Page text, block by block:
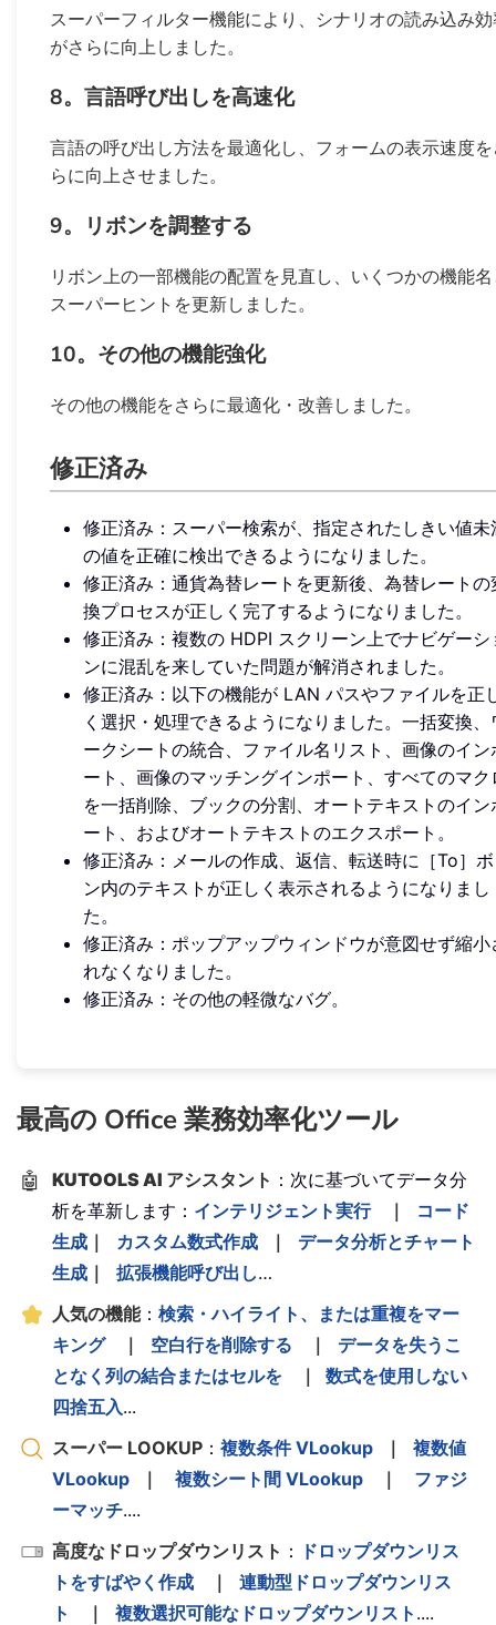
スーパーフィルター機能により、シナリオの読み込み
がさらに向上しました。
8。言語呼び出しを高速化
言語の呼び出し方法を最適化し、フォームの表示速度
らに向上させました。
9。リボンを調整する
リボン上の一部機能の配置を見直し、いくつかの機能
スーパーヒントを更新しました。
10。その他の機能強化
その他の機能をさらに最適化・改善しました。
修正済み
修正済み：スーパー検索が、指定されたしきい値未
の値を正確に検出できるようになりました。
修正済み：通貨為替レートを更新後、為替レートの
換プロセスが正しく完了するようになりました。
修正済み：複数の HDPI スクリーン上でナビゲーシ
ンに混乱を来していた問題が解消されました。
修正済み：以下の機能が LAN パスやファイルを正
く選択・処理できるようになりました。一括変換、
ークシートの統合、ファイル名リスト、画像のイン
ート、画像のマッチングインポート、すべてのマク
を一括削除、ブックの分割、オートテキストのイン
ート、およびオートテキストのエクスポート。
修正済み：メールの作成、返信、転送時に［To］
ン内のテキストが正しく表示されるようになりまし
た。
修正済み：ポップアップウィンドウが意図せず縮小
れなくなりました。
修正済み：その他の軽微なバグ。
最高の Office 業務効率化ツール
🤖 KUTOOLS AI アシスタント ：次に基づいてデータ分
析を革新します： インテリジェント実行 ｜
コード
生成 ｜ カスタム数式作成 ｜
データ分析とチャート
生成 ｜ 拡張機能呼び出し…
人気の機能： 検索・ハイライト、または重複をマー
キング
｜ 空白行を削除する ｜
データを失うこ
となく列の結合またはセルを
｜
数式を使用しない
四捨五入...
スーパー LOOKUP ： 複数条件 VLookup ｜
複数値
VLookup
｜ 複数シート間 VLookup ｜
ファジ
ーマッチ....
高度なドロップダウンリスト ： ドロップダウンリス
トをすばやく作成
｜
連動型ドロップダウンリス
ト
｜ 複数選択可能なドロップダウンリスト ....